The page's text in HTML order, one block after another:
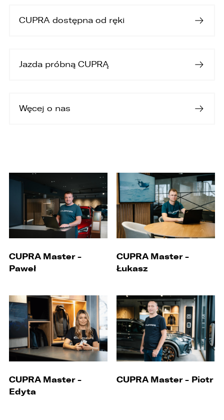
CUPRA dostępna od ręki
Jazda próbną CUPRĄ
Węcej o nas
CUPRA Master -
Paweł
CUPRA Master -
Łukasz
CUPRA Master -
Edyta
CUPRA Master - Piotr
niezgodnego z prawem.
Państwem.